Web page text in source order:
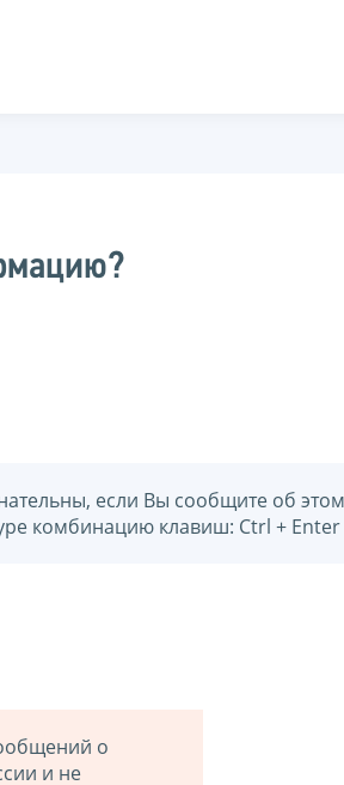
если Вы сообщите об
комбинацию клавиш: Ctrl +
о
и не